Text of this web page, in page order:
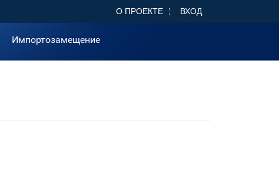
О ПРОЕКТЕ ВХОД
Импортозамещение